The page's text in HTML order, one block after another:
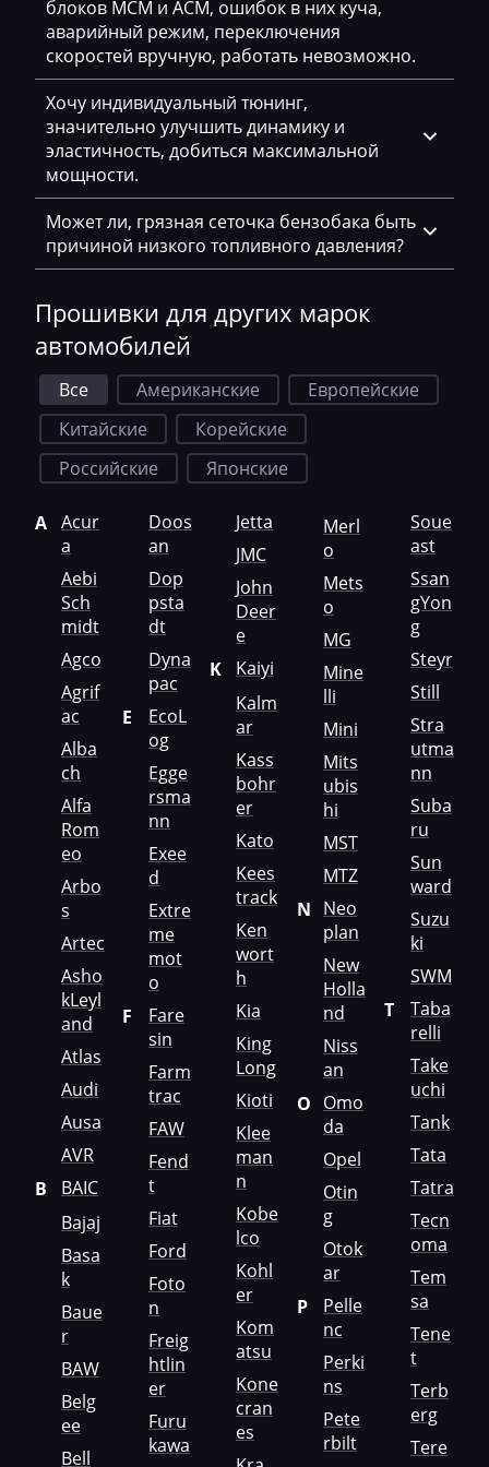
Hamm
Hatz
Haval
Hawtai
Hidromek
Higer
Hitachi
Honda
Hongqi
Howo
Huanghai
Hummer
Hyster
Hyundai
Infiniti
International
Isuzu
Iveco
Jac
Jaecoo
Jaguar
JCB
Jeep
Jetour
JMC
JohnDeere
Kaiyi
Kalmar
Kassbohrer
Kato
Keestrack
Kenworth
блоков MCM и ACM, ошибок в них куча,
аварийный режим, переключения
скоростей вручную, работать невозможно.
Хочу индивидуальный тюнинг,
значительно улучшить динамику и
эластичность, добиться максимальной
мощности.
Может ли, грязная сеточка бензобака быть
причиной низкого топливного давления?
Прошивки для других марок
автомобилей
Все Американские
Европейские
Китайские
Корейские
Российские
Японские
A Acur
a
Aebi
Sch
midt
Agco
Agrif
ac
Alba
ch
Alfa
Rom
eo
Arbo
s
Artec
Asho
kLeyl
and
Atlas
Audi
Ausa
AVR
B
BAIC
Bajaj
Basa
k
Baue
r
BAW
Belg
ee
Bell
Doos
an
Dop
psta
dt
Dyna
pac
E
EcoL
og
Egge
rsma
nn
Exee
d
Extre
me
mot
o
F
Fare
sin
Farm
trac
FAW
Fend
t
Fiat
Ford
Foto
n
Freig
htlin
er
Furu
kawa
Jetta
JMC
John
Deer
e
K
Kaiyi
Kalm
ar
Kass
bohr
er
Kato
Kees
track
Ken
wort
h
Kia
King
Long
Kioti
Klee
man
n
Kobe
lco
Kohl
er
Kom
atsu
Kone
cran
es
Merl
o
Mets
o
MG
Mine
lli
Mini
Mits
ubis
hi
MST
MTZ
N Neo
plan
New
Holla
nd
Niss
an
O Omo
da
Opel
Otin
g
Otok
ar
P
Pelle
nc
Perki
ns
Pete
rbilt
Soue
ast
Ssan
gYon
g
Steyr
Still
Stra
utma
nn
Suba
ru
Sun
ward
Suzu
ki
SWM
T
Taba
relli
Take
uchi
Tank
Tata
Tatra
Tecn
oma
Tem
sa
Tene
t
Terb
erg
Tere